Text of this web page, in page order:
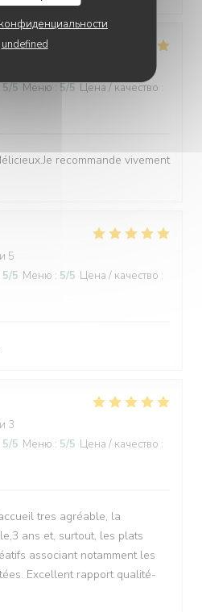
undefined
5/5 Меню : 5/5 Цена / качество :
recommande vivement
5
5/5 Меню : 5/5 Цена / качество :
3
5/5 Меню : 5/5 Цена / качество :
tres agréable, la
ans et, surtout, les plats
associant notamment les
Excellent rapport qualité-